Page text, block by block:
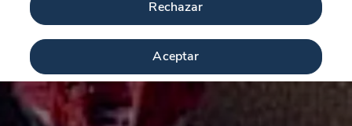
Rechazar
Aceptar